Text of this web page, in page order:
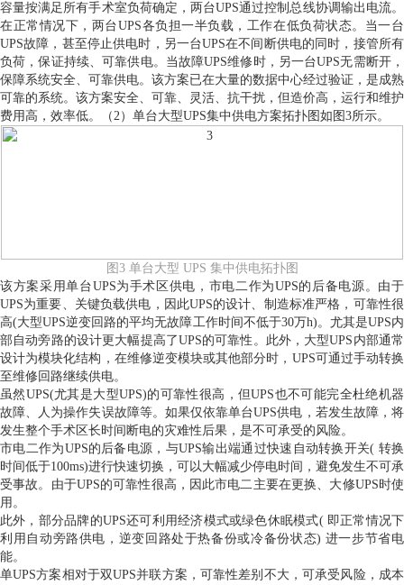
容量按满足所有手术室负荷确定，两台UPS通过控制总线协调输出电流。
在正常情况下，两台UPS各负担一半负载，工作在低负荷状态。当一台
UPS故障，甚至停止供电时，另一台UPS在不间断供电的同时，接管所有
负荷，保证持续、可靠供电。当故障UPS维修时，另一台UPS无需断开，
保障系统安全、可靠供电。该方案已在大量的数据中心经过验证，是成熟
可靠的系统。该方案安全、可靠、灵活、抗干扰，但造价高，运行和维护
费用高，效率低。（2）单台大型UPS集中供电方案拓扑图如图3所示。
图3 单台大型 UPS 集中供电拓扑图
该方案采用单台UPS为手术区供电，市电二作为UPS的后备电源。由于
UPS为重要、关键负载供电，因此UPS的设计、制造标准严格，可靠性很
高(大型UPS逆变回路的平均无故障工作时间不低于30万h)。尤其是UPS内
部自动旁路的设计更大幅提高了UPS的可靠性。此外，大型UPS内部通常
设计为模块化结构，在维修逆变模块或其他部分时，UPS可通过手动转换
至维修回路继续供电。
虽然UPS(尤其是大型UPS)的可靠性很高，但UPS也不可能完全杜绝机器
故障、人为操作失误故障等。如果仅依靠单台UPS供电，若发生故障，将
发生整个手术区长时间断电的灾难性后果，是不可承受的风险。
市电二作为UPS的后备电源，与UPS输出端通过快速自动转换开关( 转换
时间低于100ms)进行快速切换，可以大幅减少停电时间，避免发生不可承
受事故。由于UPS的可靠性很高，因此市电二主要在更换、大修UPS时使
用。
此外，部分品牌的UPS还可利用经济模式或绿色休眠模式( 即正常情况下
利用自动旁路供电，逆变回路处于热备份或冷备份状态) 进一步节省电
能。
单UPS方案相对于双UPS并联方案，可靠性差别不大，可承受风险，成本